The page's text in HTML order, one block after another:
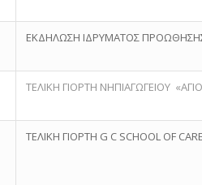
ΕΚΔΗΛΩΣΗ ΙΔΡΥΜΑΤΟΣ
ΤΕΛΙΚΗ ΓΙΟΡΤΗ ΝΗΠΙΑΓΩΓΕΙΟΥ
ΤΕΛΙΚΗ ΓΙΟΡΤΗ G C SCHOOL OF